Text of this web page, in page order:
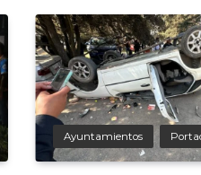
Ayuntamientos